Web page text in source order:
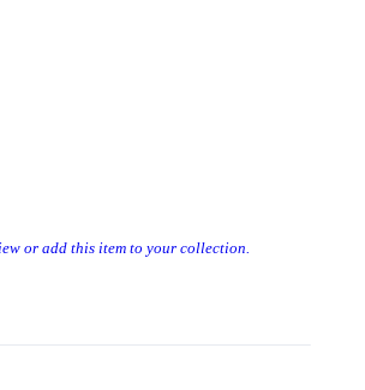
or add this item to your collection.